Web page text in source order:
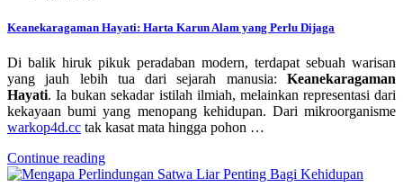
Keanekaragaman Hayati: Harta Karun Alam yang Perlu Dijaga
Di balik hiruk pikuk peradaban modern, terdapat sebuah warisan
yang jauh lebih tua dari sejarah manusia: Keanekaragaman
Hayati. Ia bukan sekadar istilah ilmiah, melainkan representasi dari
kekayaan bumi yang menopang kehidupan. Dari mikroorganisme
warkop4d.cc tak kasat mata hingga pohon …
Continue reading